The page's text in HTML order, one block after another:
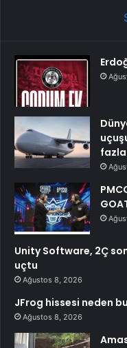
Unity Software, 2Ç
uçtu
Ağustos 8, 2026
JFrog hissesi neden
Ağustos 8, 2026